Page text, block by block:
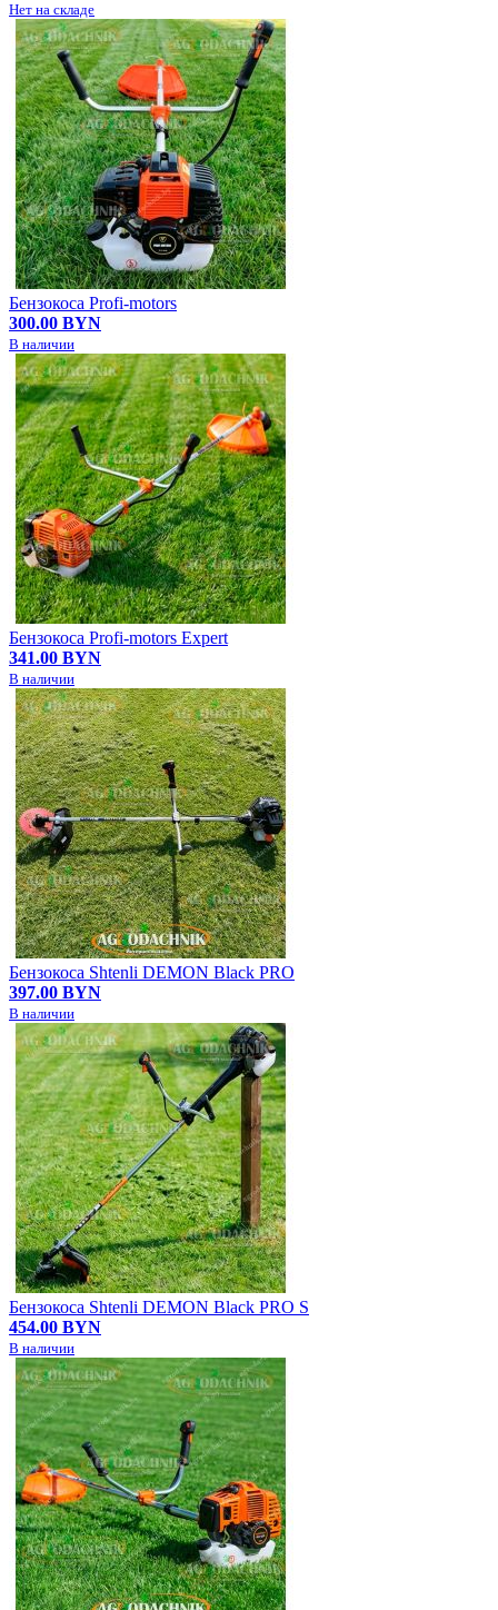
Нет на складе
Бензокоса Profi-motors
300.00 BYN
В наличии
Бензокоса Profi-motors Expert
341.00 BYN
В наличии
Бензокоса Shtenli DEMON Black PRO
397.00 BYN
В наличии
Бензокоса Shtenli DEMON Black PRO S
454.00 BYN
В наличии